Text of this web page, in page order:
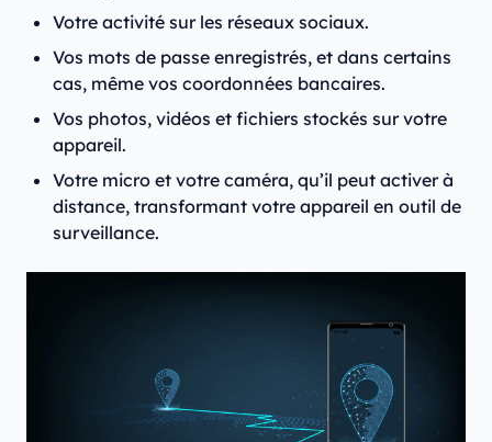
Votre activité sur les réseaux sociaux.
Vos mots de passe enregistrés, et dans certains
cas, même vos coordonnées bancaires.
Vos photos, vidéos et fichiers stockés sur votre
appareil.
Votre micro et votre caméra, qu’il peut activer à
distance, transformant votre appareil en outil de
surveillance.